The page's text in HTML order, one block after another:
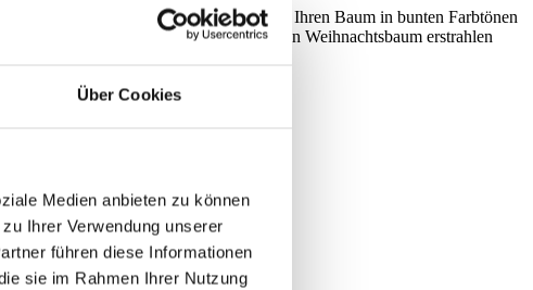
Über Cookies
Medien anbieten zu können
Ihrer Verwendung unserer
führen diese Informationen
sie im Rahmen Ihrer Nutzung
Alle gedacht, die nicht wissen, ob Sie Ihren Baum in bunten Farbtönen
überlassen, in welchen Farben er seinen Weihnachtsbaum erstrahlen